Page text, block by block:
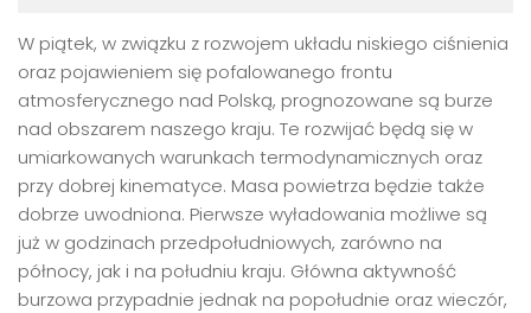
W piątek, w związku z rozwojem układu niskiego ciśnienia
oraz pojawieniem się pofalowanego frontu
atmosferycznego nad Polską, prognozowane są burze
nad obszarem naszego kraju. Te rozwijać będą się w
umiarkowanych warunkach termodynamicznych oraz
przy dobrej kinematyce. Masa powietrza będzie także
dobrze uwodniona. Pierwsze wyładowania możliwe są
już w godzinach przedpołudniowych, zarówno na
północy, jak i na południu kraju. Główna aktywność
burzowa przypadnie jednak na popołudnie oraz wieczór,